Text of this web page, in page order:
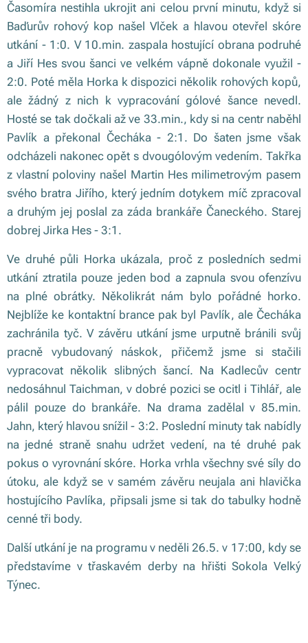
Časomíra nestihla ukrojit ani celou první minutu, když si
Baďurův rohový kop našel Vlček a hlavou otevřel skóre
utkání - 1:0. V 10.min. zaspala hostující obrana podruhé
a Jiří Hes svou šanci ve velkém vápně dokonale využil -
2:0. Poté měla Horka k dispozici několik rohových kopů,
ale žádný z nich k vypracování gólové šance nevedl.
Hosté se tak dočkali až ve 33.min., kdy si na centr naběhl
Pavlík a překonal Čecháka - 2:1. Do šaten jsme však
odcházeli nakonec opět s dvougólovým vedením. Takřka
z vlastní poloviny našel Martin Hes milimetrovým pasem
svého bratra Jiřího, který jedním dotykem míč zpracoval
a druhým jej poslal za záda brankáře Čaneckého. Starej
dobrej Jirka Hes - 3:1.
Ve druhé půli Horka ukázala, proč z posledních sedmi
utkání ztratila pouze jeden bod a zapnula svou ofenzívu
na plné obrátky. Několikrát nám bylo pořádné horko.
Nejblíže ke kontaktní brance pak byl Pavlík, ale Čecháka
zachránila tyč. V závěru utkání jsme urputně bránili svůj
pracně vybudovaný náskok, přičemž jsme si stačili
vypracovat několik slibných šancí. Na Kadlecův centr
nedosáhnul Taichman, v dobré pozici se ocitl i Tihlář, ale
pálil pouze do brankáře. Na drama zadělal v 85.min.
Jahn, který hlavou snížil - 3:2. Poslední minuty tak nabídly
na jedné straně snahu udržet vedení, na té druhé pak
pokus o vyrovnání skóre. Horka vrhla všechny své síly do
útoku, ale když se v samém závěru neujala ani hlavička
hostujícího Pavlíka, připsali jsme si tak do tabulky hodně
cenné tři body.
Další utkání je na programu v neděli 26.5. v 17:00, kdy se
představíme v třaskavém derby na hřišti Sokola Velký
Týnec.